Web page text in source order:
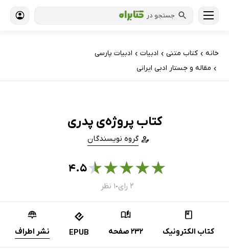
جستجو در
خانه › کتاب‌ متنی › ادبیات › ادبیات پارسی
› مقاله و جستار ادبی ایرانی
کتاب پروژه‌ی پدری
گروه نویسندگان
★
★
★
★
★۴.۵
۲ رای ● ۱ نظر
کتاب الکترونیک 232 صفحه EPUB نشر اطراف